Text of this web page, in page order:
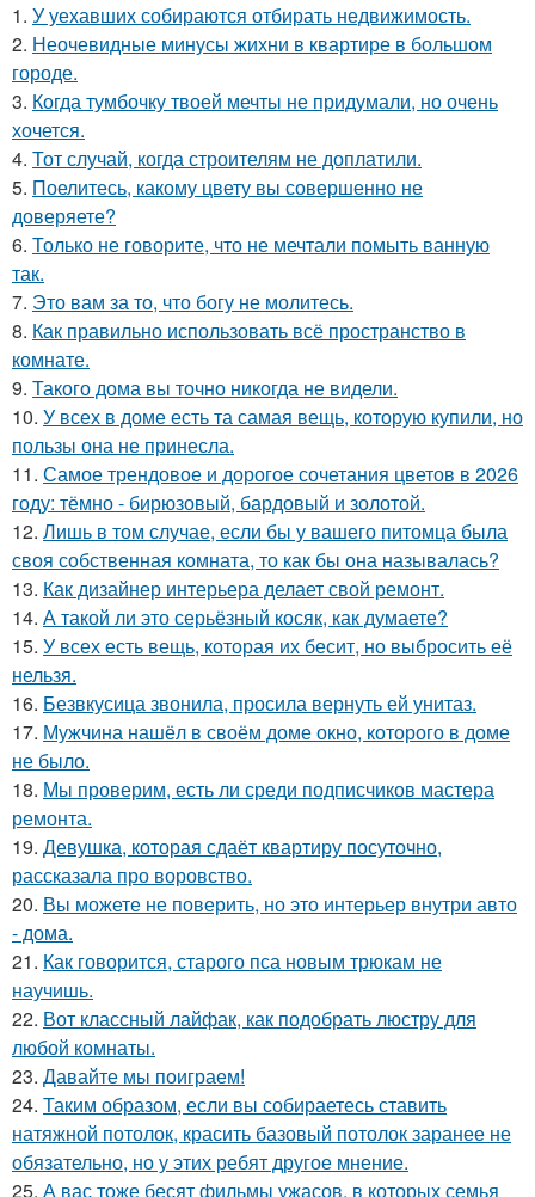
1. У уехавших собираются отбирать недвижимость.
2. Неочевидные минусы жихни в квартире в большом
городе.
3. Когда тумбочку твоей мечты не придумали, но очень
хочется.
4. Тот случай, когда строителям не доплатили.
5. Поелитесь, какому цвету вы совершенно не
доверяете?
6. Только не говорите, что не мечтали помыть ванную
так.
7. Это вам за то, что богу не молитесь.
8. Как правильно использовать всё пространство в
комнате.
9. Такого дома вы точно никогда не видели.
10. У всех в доме есть та самая вещь, которую купили, но
пользы она не принесла.
11. Самое трендовое и дорогое сочетания цветов в 2026
году: тёмно - бирюзовый, бардовый и золотой.
12. Лишь в том случае, если бы у вашего питомца была
своя собственная комната, то как бы она называлась?
13. Как дизайнер интерьера делает свой ремонт.
14. А такой ли это серьёзный косяк, как думаете?
15. У всех есть вещь, которая их бесит, но выбросить её
нельзя.
16. Безвкусица звонила, просила вернуть ей унитаз.
17. Мужчина нашёл в своём доме окно, которого в доме
не было.
18. Мы проверим, есть ли среди подписчиков мастера
ремонта.
19. Девушка, которая сдаёт квартиру посуточно,
рассказала про воровство.
20. Вы можете не поверить, но это интерьер внутри авто
- дома.
21. Как говорится, старого пса новым трюкам не
научишь.
22. Вот классный лайфак, как подобрать люстру для
любой комнаты.
23. Давайте мы поиграем!
24. Таким образом, если вы собираетесь ставить
натяжной потолок, красить базовый потолок заранее не
обязательно, но у этих ребят другое мнение.
25. А вас тоже бесят фильмы ужасов, в которых семья